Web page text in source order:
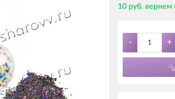
10 руб. вернем
- +